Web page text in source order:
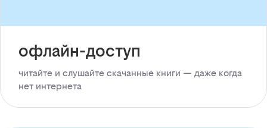
офлайн-доступ
читайте и слушайте скачанные книги — даже когда
нет интернета